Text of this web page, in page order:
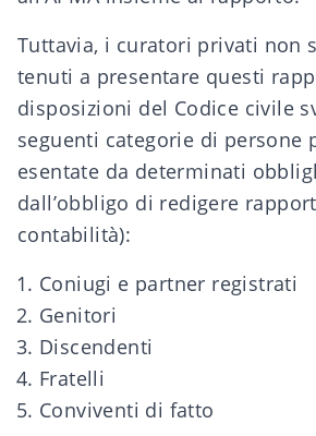
Tuttavia, i curatori privati non
tenuti a presentare questi
disposizioni del Codice civile
seguenti categorie di persone
esentate da determinati
dall’obbligo di redigere
contabilità):
Coniugi e partner registrati
Genitori
Discendenti
Fratelli
Conviventi di fatto